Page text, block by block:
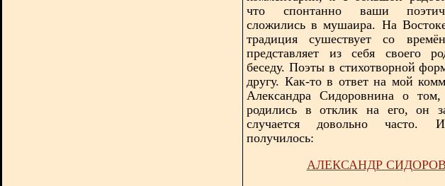
что спонтанно ваши
сложились в мушаира. На
традиция сушествует со
представляет из себя своего
беседу. Поэты в стихотворной
другу. Как-то в ответ на мой
Александра Сидоровнина о
родились в отклик на его, он
случается довольно часто.
получилось:
АЛЕКСАНДР